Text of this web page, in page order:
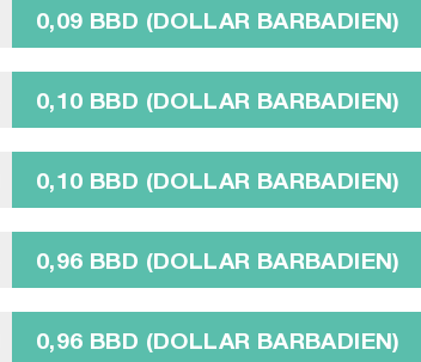
0,09 BBD (DOLLAR BARBADIEN)
0,10 BBD (DOLLAR BARBADIEN)
0,10 BBD (DOLLAR BARBADIEN)
0,96 BBD (DOLLAR BARBADIEN)
0,96 BBD (DOLLAR BARBADIEN)